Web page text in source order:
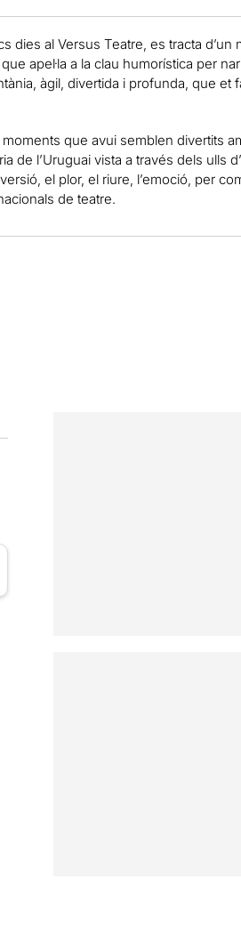
dies al Versus Teatre, es tracta d’un
apel·la a la clau humorística per
àgil, divertida i profunda, que et
que avui semblen divertits
de l’Uruguai vista a través dels ulls
el plor, el riure, l’emoció, per
de teatre.